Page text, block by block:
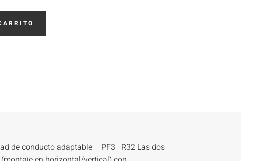
de conducto adaptable – PF3 · R32 Las dos